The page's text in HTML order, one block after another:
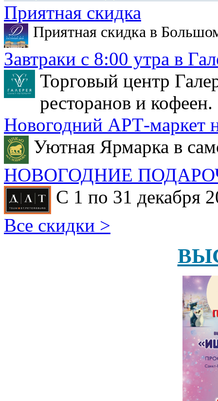
Приятная скидка
Приятная скидка в
Завтраки с 8:00 утра в
Торговый центр
ресторанов и кофеен.
Новогодний АРТ-маркет
Уютная Ярмарка в
НОВОГОДНИЕ
С 1 по 31 декабря
Все скидки >